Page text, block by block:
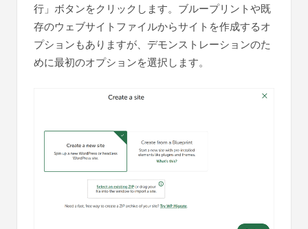
行」ボタンをクリックします。ブループリントや既
存のウェブサイトファイルからサイトを作成するオ
プションもありますが、デモンストレーションのた
めに最初のオプションを選択します。